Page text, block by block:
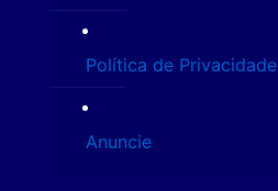
Política de Privacidade
Anuncie